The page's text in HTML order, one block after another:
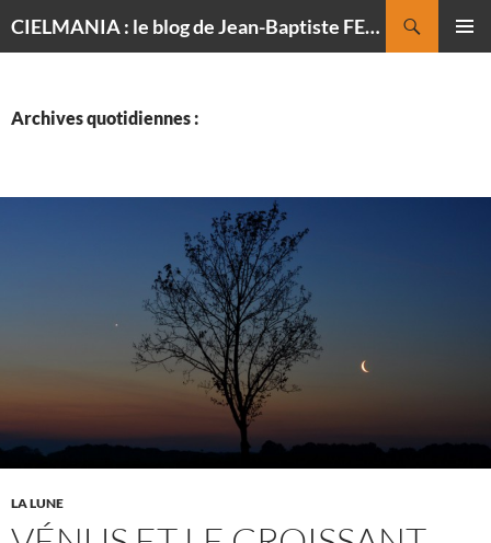
CIELMANIA : le blog de Jean-Baptiste FELDMANN, photographe du ciel
Archives quotidiennes :
LA LUNE